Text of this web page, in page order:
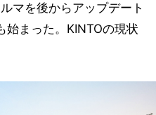
マを後からアップデート
始まった。KINTOの現状